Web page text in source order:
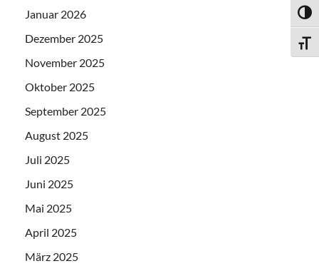
Januar 2026
Dezember 2025
November 2025
Oktober 2025
September 2025
August 2025
Juli 2025
Juni 2025
Mai 2025
April 2025
März 2025